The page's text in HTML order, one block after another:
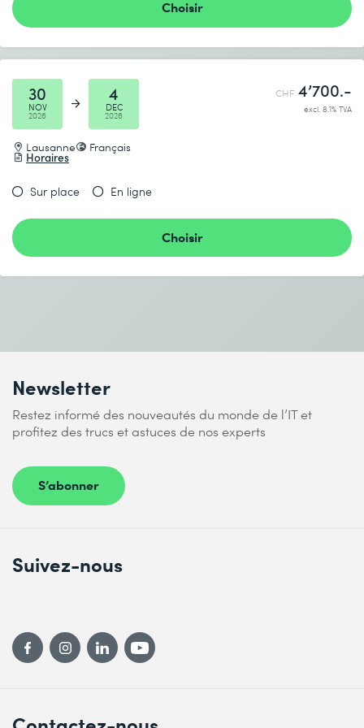
Choisir
30
NOV
2026
4
DEC
2026
Lausanne Français
Horaires
CHF 4’700.-
excl. 8.1% TVA
Sur place En ligne
Choisir
Newsletter
Restez informé des nouveautés du monde de l’IT et
profitez des trucs et astuces de nos experts
S’abonner
Suivez-nous